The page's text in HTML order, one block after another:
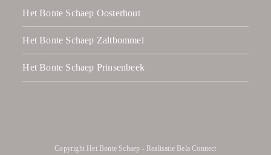
Het Bonte Schaep Oosterhout
Het Bonte Schaep Zaltbommel
Het Bonte Schaep Prinsenbeek
Copyright Het Bonte Schaep - Realisatie Bela Connect